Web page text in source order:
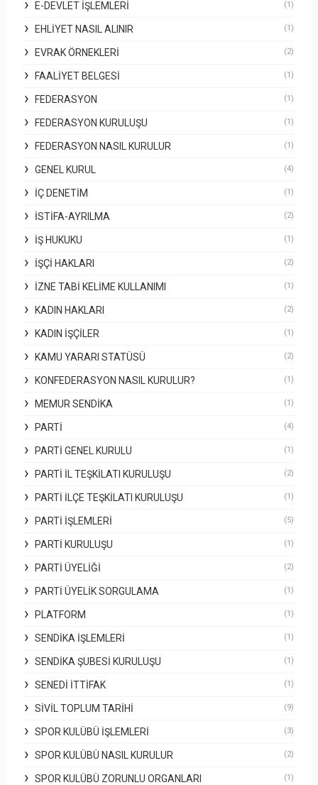
E-DEVLET İŞLEMLERI (1)
EHLIYET NASIL ALINIR (1)
EVRAK ÖRNEKLERI (2)
FAALIYET BELGESI (1)
FEDERASYON (1)
FEDERASYON KURULUŞU (1)
FEDERASYON NASIL KURULUR (1)
GENEL KURUL (4)
İÇ DENETIM (1)
İSTIFA-AYRILMA (2)
İŞ HUKUKU (1)
İŞÇI HAKLARI (2)
İZNE TABI KELIME KULLANIMI (1)
KADIN HAKLARI (2)
KADIN İŞÇILER (1)
KAMU YARARI STATÜSÜ (2)
KONFEDERASYON NASIL KURULUR? (1)
MEMUR SENDIKA (1)
PARTI (4)
PARTI GENEL KURULU (1)
PARTI İL TEŞKILATI KURULUŞU (2)
PARTI İLÇE TEŞKILATI KURULUŞU (1)
PARTI İŞLEMLERI (5)
PARTI KURULUŞU (1)
PARTI ÜYELIĞI (2)
PARTI ÜYELIK SORGULAMA (1)
PLATFORM (1)
SENDIKA İŞLEMLERI (1)
SENDIKA ŞUBESI KURULUŞU (1)
SENEDI İTTIFAK (1)
SIVIL TOPLUM TARIHI (9)
SPOR KULÜBÜ İŞLEMLERI (3)
SPOR KULÜBÜ NASIL KURULUR (2)
SPOR KULÜBÜ ZORUNLU ORGANLARI (1)